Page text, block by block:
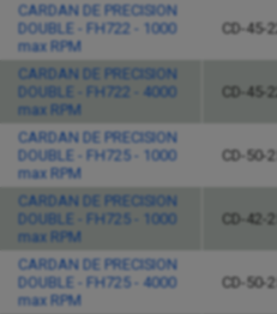
CARDAN DE PRECISION
DOUBLE - FH722 - 1000
max RPM
CD-45-
CARDAN DE PRECISION
DOUBLE - FH722 - 4000
max RPM
CD-45-
CARDAN DE PRECISION
DOUBLE - FH725 - 1000
max RPM
CD-50-
CARDAN DE PRECISION
DOUBLE - FH725 - 1000
max RPM
CD-42-
CARDAN DE PRECISION
DOUBLE - FH725 - 4000
max RPM
CD-50-